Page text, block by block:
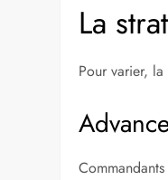
La
Pour varier,